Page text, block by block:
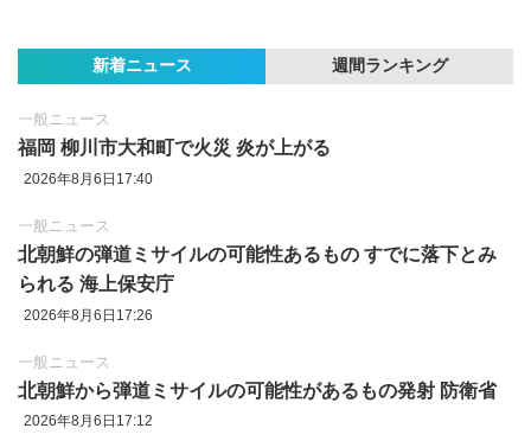
新着ニュース 週間ランキング
一般ニュース
福岡 柳川市大和町で火災 炎が上がる
2026年8月6日17:40
一般ニュース
北朝鮮の弾道ミサイルの可能性あるもの すでに落下とみ
られる 海上保安庁
2026年8月6日17:26
一般ニュース
北朝鮮から弾道ミサイルの可能性があるもの発射 防衛省
2026年8月6日17:12